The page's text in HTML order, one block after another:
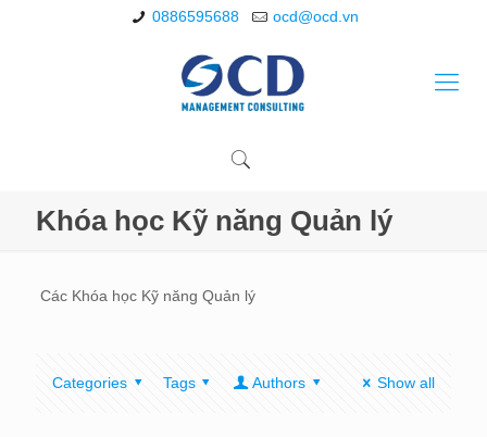
0886595688 ocd@ocd.vn
Khóa học Kỹ năng Quản lý
Các Khóa học Kỹ năng Quản lý
Categories Tags Authors Show all